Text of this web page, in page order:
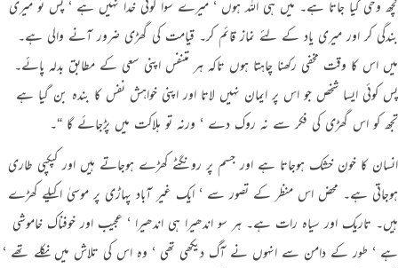
کچھ وحی کیا جاتا ہے۔ میں ہی اللہ ہوں ‘ میرے سوا کوئی خدا نہیں ہے ‘ پس تو میری
بندگی کر اور میری یاد کے لئے نماز قائم کر۔ قیامت کی گھڑی ضرور آنے والی ہے۔
میں اس کا وقت مخفی رکھنا چاہتا ہوں تاکہ ہر متنفس اپنی سعی کے مطابق بدلہ پائے۔
پس کوئی ایسا شخص جو اس پر ایمان نہیں لاتا اور اپنی خواہش نفس کا بندہ بن گیا ہے
تجھ کو اس گھڑی کی فکر سے نہ روک دے ‘ ورنہ تو ہلاکت میں پڑجائے گا “۔
انسان کا خون خشک ہوجاتا ہے اور جسم پر رونگٹے کھڑے ہوجاتے ہیں اور کپکپی طاری
ہوجاتی ہے۔ محض اس منظر کے تصور سے ‘ ایک غیر آباد پہاڑی پر موسیٰ اکیلے کھڑے
ہیں۔ تاریک اور سیاہ رات ہے۔ ہر سو اندھیرا ہی اندھیرا ‘ عجیب اور خوفناک خاموشی
ہے ‘ طور کے دامن سے انہوں نے آگ دیکھی تھی ‘ وہ اس کی تلاش میں نکلے تھے ‘